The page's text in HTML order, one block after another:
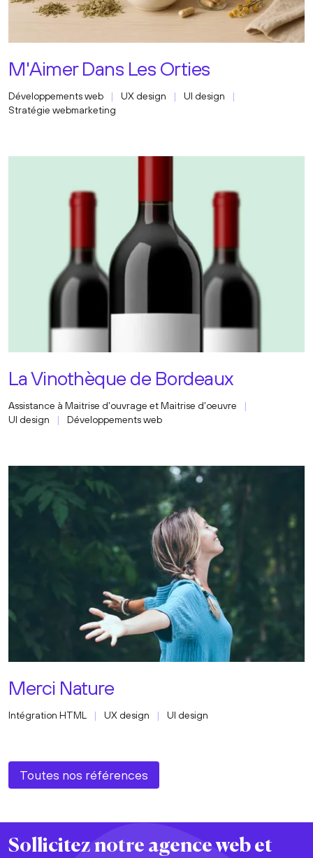
M'Aimer Dans Les Orties
Développements web UX design
UI design
Stratégie webmarketing
La Vinothèque de Bordeaux
Assistance à Maitrise d'ouvrage et Maitrise d'oeuvre
UI design
Développements web
Merci Nature
Intégration HTML UX design UI design
Toutes nos références
Sollicitez notre agence web et